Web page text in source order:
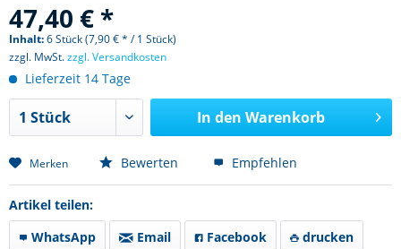
47,40 € *
Inhalt:6 Stück (7,90 € * / 1 Stück)
zzgl. MwSt.zzgl. Versandkosten
Lieferzeit 14 Tage
In den Warenkorb
Merken Bewerten Empfehlen
Artikel teilen:
WhatsApp
Email Facebook drucken